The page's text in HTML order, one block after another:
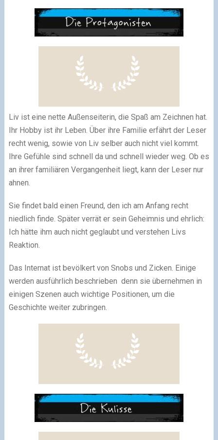
Liv ist eine nette Außenseiterin, die Spaß am Zeichnen hat.
Ihr Hobby ist ihr Leben. Über ihre Familie erfährt der Leser
recht wenig, sowie von Liv selber auch nicht viel kommt.
Ihre Gefühle sind schnell da und schnell wieder weg. Ob es
an ihrer familiären Vergangenheit liegt, kann der Leser nur
ahnen.
Sie findet bald einen Freund, den ich am Anfang recht
niedlich finde. Später verrät er sein Geheimnis und ehrlich:
Ich hätte ihm auch nicht geglaubt und verstehen Livs
Reaktion.
Das Internat ist bevölkert von Snobs und Zicken. Einige
werden ausführlich beschrieben denn sie übernehmen in
einigen Szenen auch wichtige Positionen, um die
Geschichte weiter zubringen.